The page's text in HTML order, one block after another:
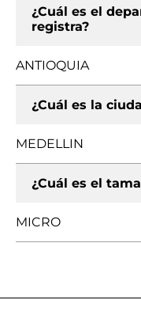
¿Cuál es el
registra?
ANTIOQUIA
¿Cuál es la
MEDELLIN
¿Cuál es el
MICRO